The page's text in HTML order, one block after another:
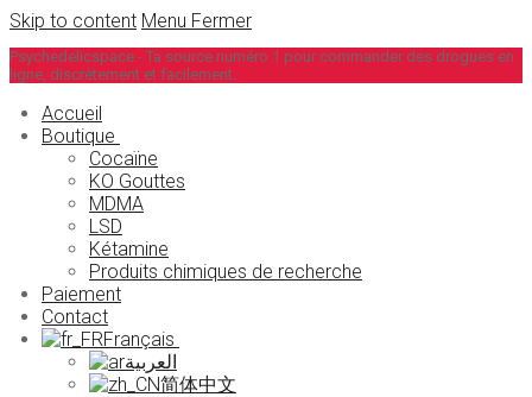
Skip to content Menu Fermer
Psychedelicspace - Ta source numéro 1 pour commander des drogues en
ligne, discrètement et facilement.
Accueil
Boutique
Cocaïne
KO Gouttes
MDMA
LSD
Kétamine
Produits chimiques de recherche
Paiement
Contact
Français
العربية
简体中文